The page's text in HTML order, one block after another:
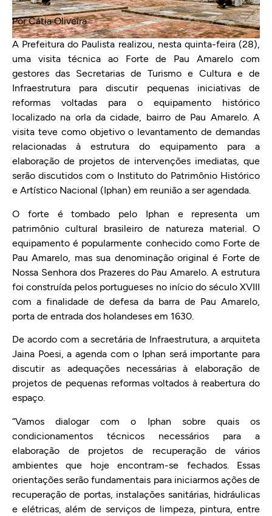
Por Cátia Oliveira
A Prefeitura do Paulista realizou, nesta quinta-feira (28),
uma visita técnica ao Forte de Pau Amarelo com
gestores das Secretarias de Turismo e Cultura e de
Infraestrutura para discutir pequenas iniciativas de
reformas voltadas para o equipamento histórico
localizado na orla da cidade, bairro de Pau Amarelo. A
visita teve como objetivo o levantamento de demandas
relacionadas à estrutura do equipamento para a
elaboração de projetos de intervenções imediatas, que
serão discutidos com o Instituto do Patrimônio Histórico
e Artístico Nacional (Iphan) em reunião a ser agendada.
O forte é tombado pelo Iphan e representa um
patrimônio cultural brasileiro de natureza material. O
equipamento é popularmente conhecido como Forte de
Pau Amarelo, mas sua denominação original é Forte de
Nossa Senhora dos Prazeres do Pau Amarelo. A estrutura
foi construída pelos portugueses no início do século XVIII
com a finalidade de defesa da barra de Pau Amarelo,
porta de entrada dos holandeses em 1630.
De acordo com a secretária de Infraestrutura, a arquiteta
Jaina Poesi, a agenda com o Iphan será importante para
discutir as adequações necessárias à elaboração de
projetos de pequenas reformas voltados à reabertura do
espaço.
“Vamos dialogar com o Iphan sobre quais os
condicionamentos técnicos necessários para a
elaboração de projetos de recuperação de vários
ambientes que hoje encontram-se fechados. Essas
orientações serão fundamentais para iniciarmos ações de
recuperação de portas, instalações sanitárias, hidráulicas
e elétricas, além de serviços de limpeza, pintura, entre